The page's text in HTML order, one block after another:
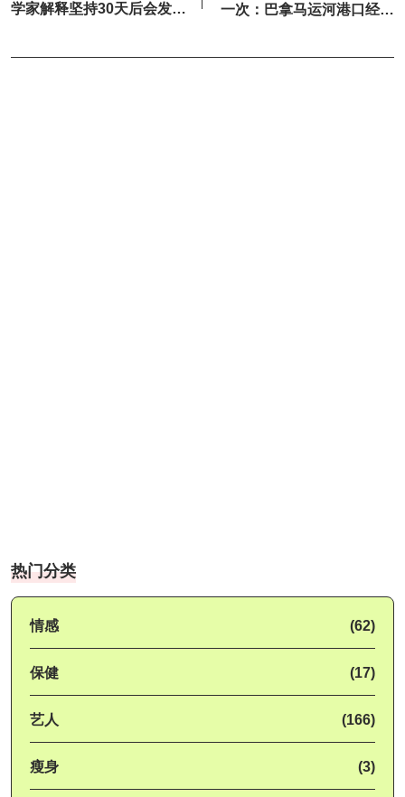
学家解释坚持30天后会发生
一次：巴拿马运河港口经营
热门分类
情感 (62)
保健 (17)
艺人 (166)
瘦身 (3)